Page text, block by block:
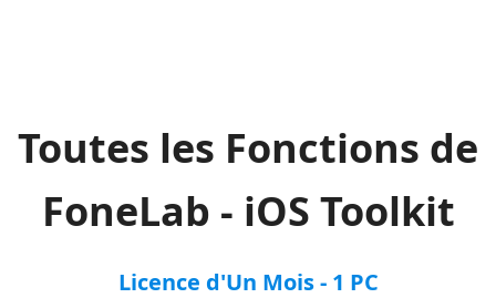
Toutes les Fonctions de
FoneLab - iOS Toolkit
Licence d'Un Mois - 1 PC